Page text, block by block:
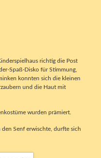
richtig die Post
Spaß-Disko für Stimmung,
konnten sich die kleinen
und die Haut mit
wurden prämiert.
Senf erwischte, durfte sich